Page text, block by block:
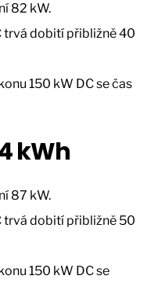
82 kW.
trvá dobití přibližně 40
150 kW DC se čas
kWh
87 kW.
trvá dobití přibližně 50
150 kW DC se